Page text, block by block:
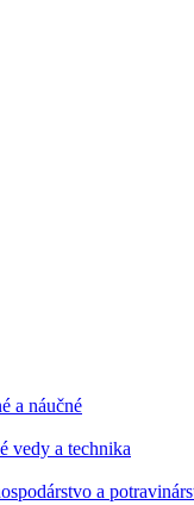
a náučné
vedy a technika
a